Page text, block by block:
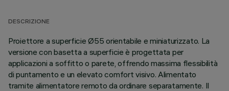
DESCRIZIONE
Proiettore a superficie Ø55 orientabile e miniaturizzato. La
versione con basetta a superficie è progettata per
applicazioni a soffitto o parete, offrendo massima flessibilità
di puntamento e un elevato comfort visivo. Alimentato
tramite alimentatore remoto da ordinare separatamente. Il